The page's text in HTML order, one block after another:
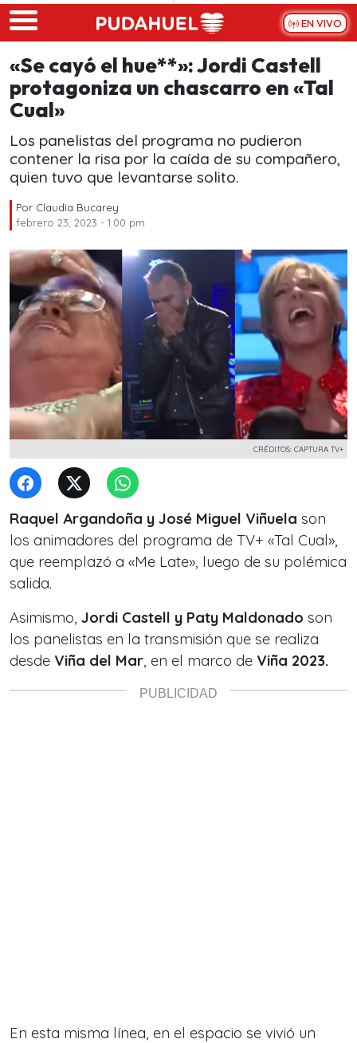
Skip to main content
EN VIVO
«Se cayó el hue**»: Jordi Castell
protagoniza un chascarro en «Tal
Cual»
Los panelistas del programa no pudieron
contener la risa por la caída de su compañero,
quien tuvo que levantarse solito.
Por Claudia Bucarey
febrero 23, 2023 - 1:00 pm
CRÉDITOS: CAPTURA TV+
Raquel Argandoña y José Miguel Viñuela son
los animadores del programa de TV+ «Tal Cual»,
que reemplazó a «Me Late», luego de su polémica
salida.
Asimismo, Jordi Castell y Paty Maldonado son
los panelistas en la transmisión que se realiza
desde Viña del Mar, en el marco de Viña 2023.
En esta misma línea, en el espacio se vivió un